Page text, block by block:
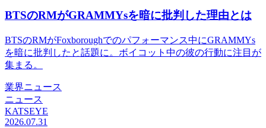
BTSのRMがGRAMMYsを暗に批判した理由とは
BTSのRMがFoxboroughでのパフォーマンス中にGRAMMYs
を暗に批判したと話題に。ボイコット中の彼の行動に注目が
集まる。
業界ニュース
ニュース
KATSEYE
2026.07.31